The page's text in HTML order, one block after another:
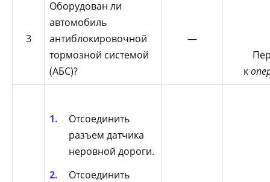
3
Оборудован ли
автомобиль
антиблокировочной
тормозной системой
(АБС)?
—
к
Отсоединить
разъем датчика
неровной дороги.
Отсоединить